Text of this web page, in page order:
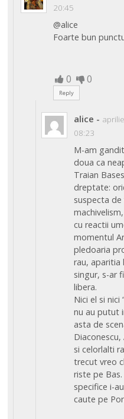
20:45
@alice
Foarte bun
0 0
Reply
alice -
08:23
M-am
doua ca
Traian
dreptate:
suspecta de
cu reactii
momentul
pledoaria
rau, aparitia
singur, s-ar
libera.
Nici el si nici
nu au putut
asta de
si celorlalti
trecut vreo
riste pe
specifice i-
caute pe